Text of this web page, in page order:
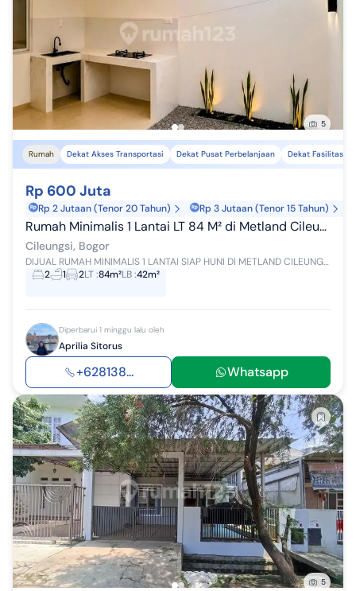
5
Rumah Dekat Akses Transportasi Dekat Pusat Perbelanjaan Dekat Fasilitas
Rp 600 Juta
Rp 2 Jutaan (Tenor 20 Tahun) Rp 3 Jutaan (Tenor 15 Tahun)
Rumah Minimalis 1 Lantai LT 84 M² di Metland Cileungsi
Cileungsi, Bogor
DIJUAL RUMAH MINIMALIS 1 LANTAI SIAP HUNI DI METLAND CILEUNGSI SEKTOR 6 Sedang mencari rumah nyaman di kawasan Metland dengan harga terjangkau? In...
2
1 2LT:84m²LB:42m²
Diperbarui 1 minggu lalu oleh
Aprilia Sitorus
+628138... Whatsapp
5